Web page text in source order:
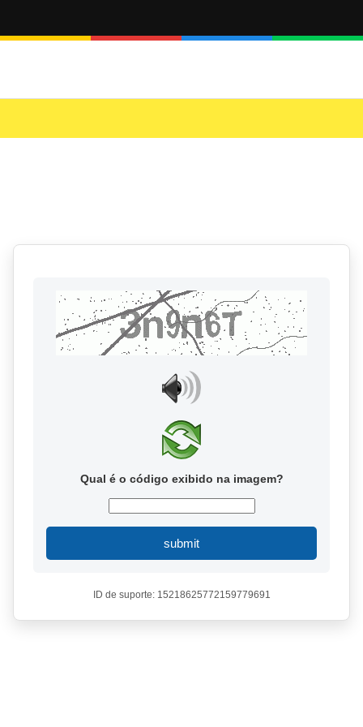
Qual é o código exibido na imagem?
submit
ID de suporte: 15218625772159779691